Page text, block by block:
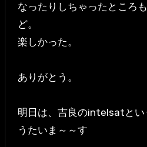
なったりしちゃったところ
ど。
楽しかった。
ありがとう。
明日は、吉良のintelsatとい
うたいま～～す